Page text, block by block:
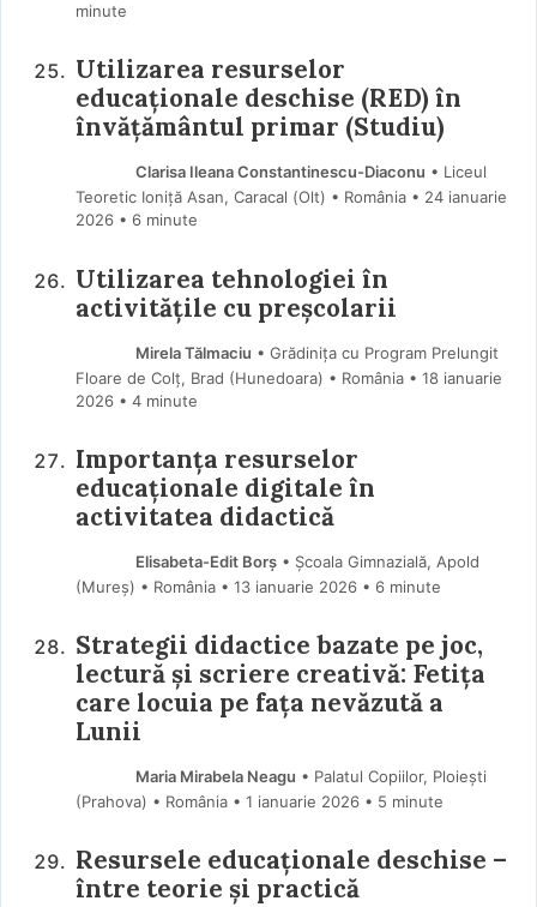
minute
Utilizarea resurselor
educaționale deschise (RED) în
învățământul primar (Studiu)
Clarisa Ileana Constantinescu-Diaconu • Liceul
Teoretic Ioniță Asan, Caracal (Olt) • România
24 ianuarie
2026 • 6 minute
Utilizarea tehnologiei în
activitățile cu preșcolarii
Mirela Tălmaciu • Grădinița cu Program Prelungit
Floare de Colț, Brad (Hunedoara) • România
18 ianuarie
2026 • 4 minute
Importanța resurselor
educaționale digitale în
activitatea didactică
Elisabeta-Edit Borș• Școala Gimnazială, Apold
(Mureş) • România
13 ianuarie 2026 • 6 minute
Strategii didactice bazate pe joc,
lectură și scriere creativă: Fetița
care locuia pe fața nevăzută a
Lunii
Maria Mirabela Neagu • Palatul Copiilor, Ploiești
(Prahova) • România
1 ianuarie 2026 • 5 minute
Resursele educaționale deschise –
între teorie și practică